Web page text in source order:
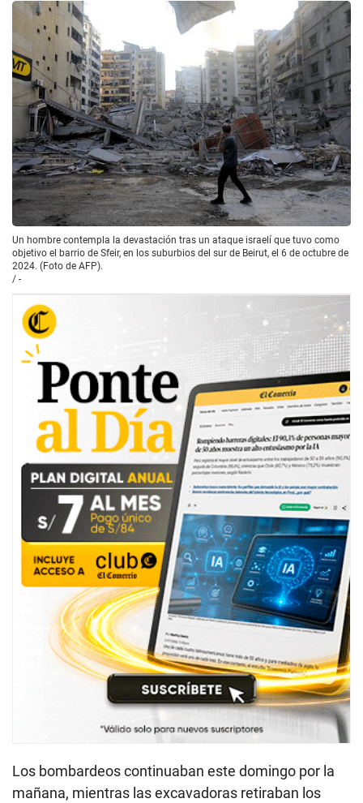
Un hombre contempla la devastación tras un ataque israelí que tuvo como
objetivo el barrio de Sfeir, en los suburbios del sur de Beirut, el 6 de octubre de
2024. (Foto de AFP).
/ -
Los bombardeos continuaban este domingo por la
mañana, mientras las excavadoras retiraban los